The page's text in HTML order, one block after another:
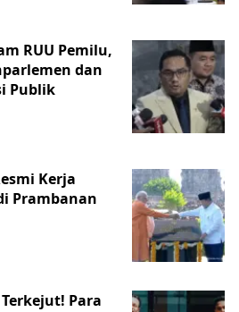
RUU Pemilu,
dan
Publik
Kerja
Prambanan
Para